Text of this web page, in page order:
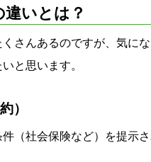
いとは？
さんあるのですが、気に
と思います。
）
（社会保険など）を提示